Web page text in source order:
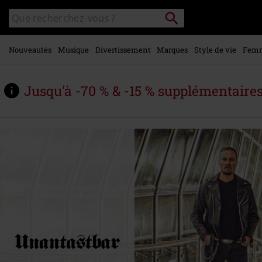
contenu
principal
Rechercher
sur
le
catalogue
Rechercher
Nouveautés Musique Divertissement Marques Style de vie
Jusqu'à -70 % & -15 %